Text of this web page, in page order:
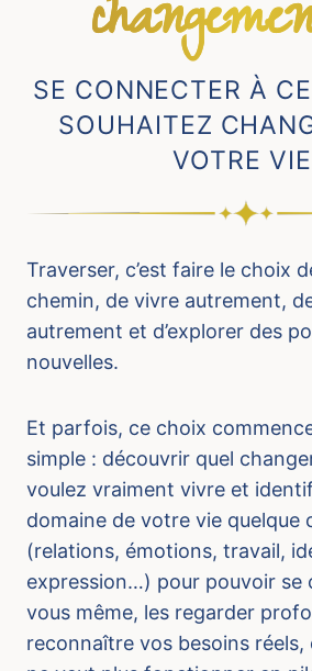
SE CONNECTER À
SOUHAITEZ
VOTRE
Traverser, c’est faire le choix
chemin, de vivre autrement,
autrement et d’explorer des
nouvelles.
Et parfois, ce choix
simple : découvrir quel
voulez vraiment vivre et
domaine de votre vie quelque
(relations, émotions, travail,
expression…) pour pouvoir se
vous même, les regarder
reconnaître vos besoins réels,